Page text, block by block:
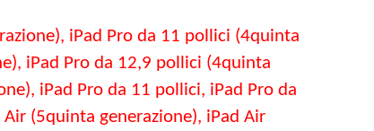
iPad Pro da 11 pollici (4quinta
iPad Pro da 12,9 pollici (4quinta
iPad Pro da 11 pollici, iPad Pro da
Air (5quinta generazione), iPad Air